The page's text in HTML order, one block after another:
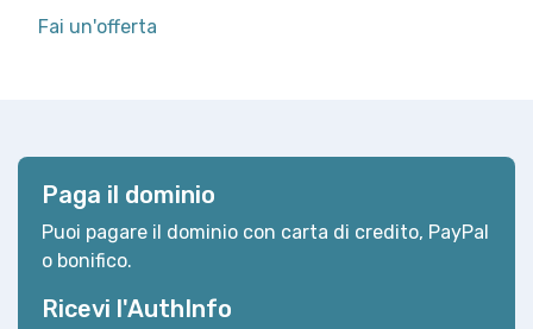
Fai un'offerta
Paga il dominio
Puoi pagare il dominio con carta di credito, PayPal
o bonifico.
Ricevi l'AuthInfo